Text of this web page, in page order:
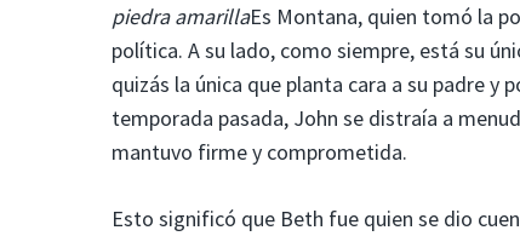
piedra amarillaEs Montana, quien tomó la
política. A su lado, como siempre, está su
quizás la única que planta cara a su padre
temporada pasada, John se distraía a
mantuvo firme y comprometida.
Esto significó que Beth fue quien se dio